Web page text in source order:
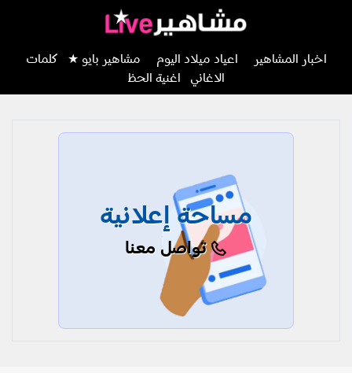
اخبار المشاهير اعياد ميلاد اليوم مشاهير بايو ★
كلمات
الاغاني
اغنية الحظ
مساحة إعلانية
تواصل معنا